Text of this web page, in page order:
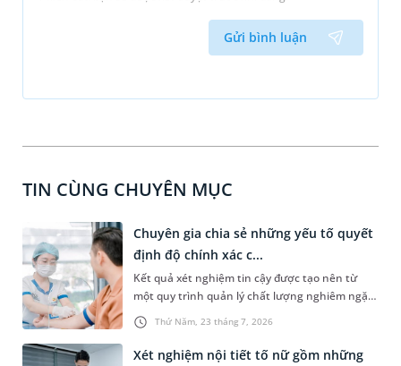
Gửi bình luận
TIN CÙNG CHUYÊN MỤC
Thứ Năm, 23 tháng 7, 2026
Chuyên gia chia sẻ những yếu tố quyết
định độ chính xác c...
Kết quả xét nghiệm tin cậy được tạo nên từ
một quy trình quản lý chất lượng nghiêm ngặt,
xuyên suốt từ trước, trong và sau xét nghiệm.
Theo PGS.TS Nguyễn Thái Sơn - Giám đốc Hệ
thống Xét nghiệm MEDLATEC, chỉ khi mỗi công
Xét nghiệm nội tiết tố nữ gồm những